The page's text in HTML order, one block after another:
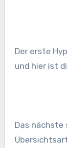
Der erste
und hier ist
Das nächste